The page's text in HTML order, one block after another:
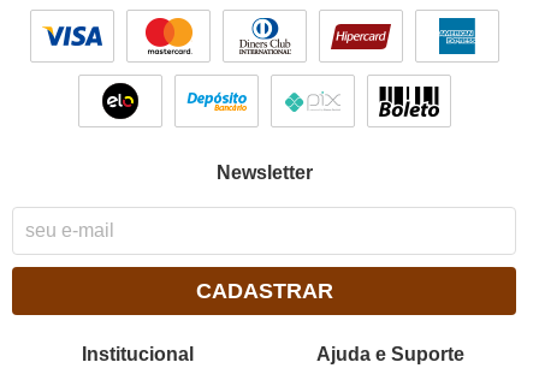
Newsletter
CADASTRAR
Institucional Ajuda e Suporte